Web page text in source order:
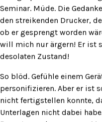
Seminar. Müde. Die
den streikenden Drucker,
ob er gesprengt worden
will mich nur ärgern! Er ist
desolaten Zustand!
So blöd. Gefühle einem
personifizieren. Aber er ist
nicht fertigstellen konnte,
Unterlagen nicht dabei